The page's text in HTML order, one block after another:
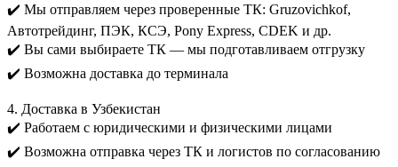
✔️ Мы отправляем через проверенные ТК: Gruzovichkof,
Автотрейдинг, ПЭК, КСЭ, Pony Express, CDEK и др.
✔️ Вы сами выбираете ТК — мы подготавливаем отгрузку
✔️ Возможна доставка до терминала
4. Доставка в Узбекистан
✔️ Работаем с юридическими и физическими лицами
✔️ Возможна отправка через ТК и логистов по согласованию